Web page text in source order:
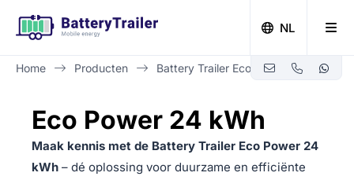
NL
Home Producten Battery Trailer Eco Power 24 kWh
Eco Power 24 kWh
Maak kennis met de Battery Trailer Eco Power 24
kWh – dé oplossing voor duurzame en efficiënte